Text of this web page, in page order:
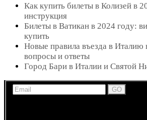
Как купить билеты в Колизей в
инструкция
Билеты в Ватикан в 2024 году:
купить
Новые правила въезда в Италию
вопросы и ответы
Город Бари в Италии и Святой